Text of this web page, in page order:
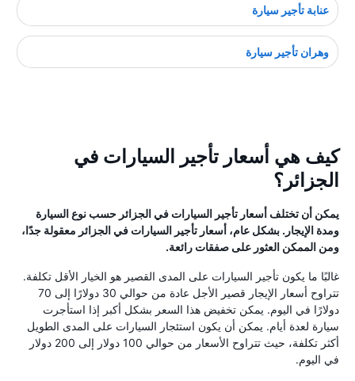
عنابة تأجير سيارة
وهران تأجير سيارة
كيف هي أسعار تأجير السيارات في
الجزائر؟
يمكن أن تختلف أسعار تأجير السيارات في الجزائر حسب نوع السيارة
ومدة الإيجار. بشكل عام، أسعار تأجير السيارات في الجزائر معقولة جدًا،
ومن الممكن العثور على صفقات رائعة.
غالبًا ما يكون تأجير السيارات على المدى القصير هو الخيار الأقل تكلفة.
تتراوح أسعار الإيجار قصير الأجل عادة من حوالي 30 دولارًا إلى 70
دولارًا في اليوم. يمكن تخفيض هذا السعر بشكل أكبر إذا استأجرت
سيارة لعدة أيام. يمكن أن يكون استئجار السيارات على المدى الطويل
أكثر تكلفة، حيث تتراوح الأسعار من حوالي 100 دولار إلى 200 دولار
في اليوم.